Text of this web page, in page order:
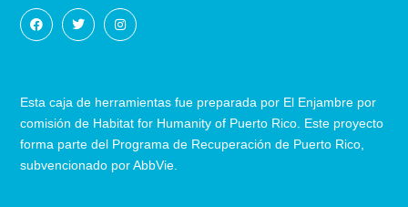
Esta caja de herramientas fue preparada por El Enjambre por
comisión de Habitat for Humanity of Puerto Rico. Este proyecto
forma parte del Programa de Recuperaciónde Puerto Rico,
subvencionado por AbbVie.